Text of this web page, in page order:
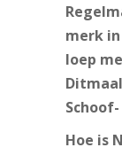
merk
loep
Hoe is